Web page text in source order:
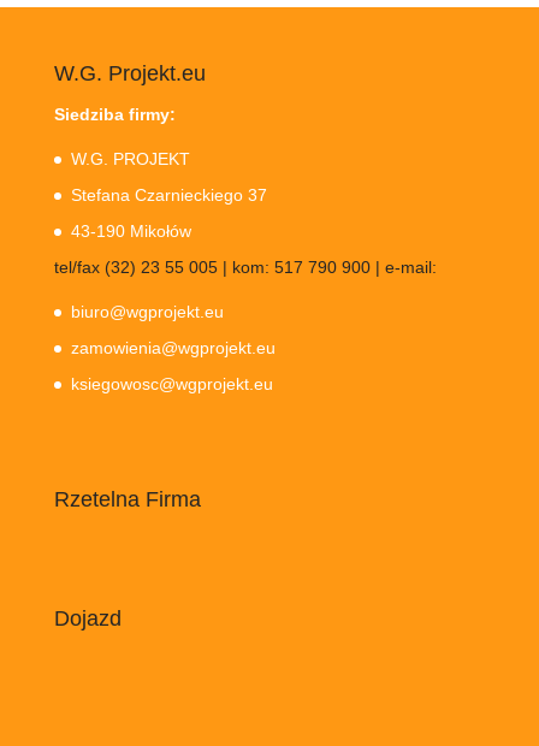
W.G. Projekt.eu
Siedziba firmy:
W.G. PROJEKT
Stefana Czarnieckiego 37
43-190 Mikołów
tel/fax (32) 23 55 005 | kom: 517 790 900 | e-mail:
biuro@wgprojekt.eu
zamowienia@wgprojekt.eu
ksiegowosc@wgprojekt.eu
Rzetelna Firma
Dojazd